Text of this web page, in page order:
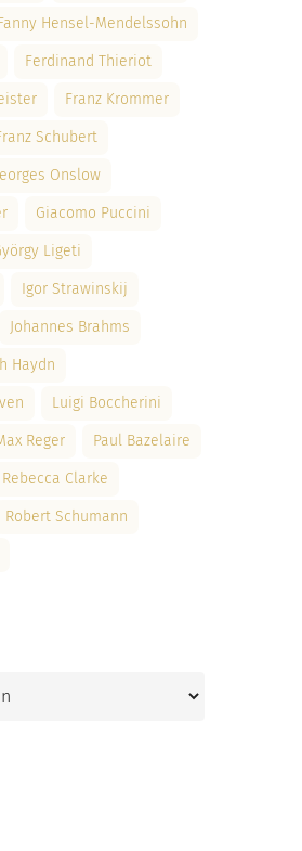
Hensel-Mendelssohn
Ferdinand Thieriot
Franz Krommer
Schubert
Onslow
Giacomo Puccini
Ligeti
Igor Strawinskij
Johannes Brahms
Haydn
Luigi Boccherini
Reger Paul Bazelaire
Rebecca Clarke
Robert Schumann